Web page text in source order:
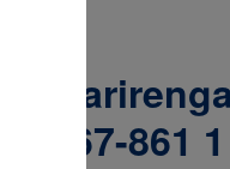
&067-861